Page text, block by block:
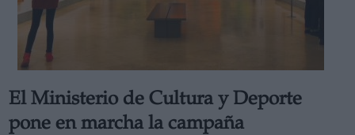
El Ministerio de Cultura y Deporte
pone en marcha la campaña